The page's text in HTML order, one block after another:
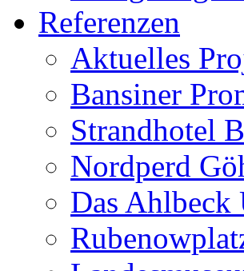
Referenzen
Aktuelles
Bansiner
Strandhotel
Nordperd
Das Ahlbeck